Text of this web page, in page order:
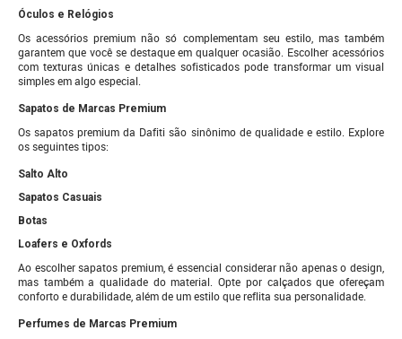
Óculos e Relógios
Os acessórios premium não só complementam seu estilo, mas também
garantem que você se destaque em qualquer ocasião. Escolher acessórios
com texturas únicas e detalhes sofisticados pode transformar um visual
simples em algo especial.
Sapatos de Marcas Premium
Os sapatos premium da Dafiti são sinônimo de qualidade e estilo. Explore
os seguintes tipos:
Salto Alto
Sapatos Casuais
Botas
Loafers e Oxfords
Ao escolher sapatos premium, é essencial considerar não apenas o design,
mas também a qualidade do material. Opte por calçados que ofereçam
conforto e durabilidade, além de um estilo que reflita sua personalidade.
Perfumes de Marcas Premium